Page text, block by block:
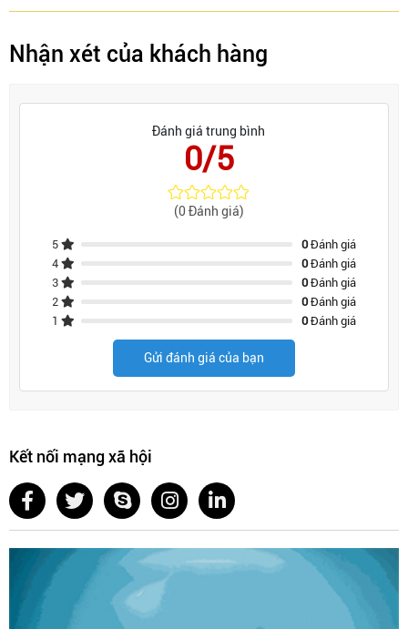
Nhận xét của khách hàng
Đánh giá trung bình
0/5
(0 Đánh giá)
5 0Đánh giá
4
0Đánh giá
3
0Đánh giá
2
0Đánh giá
1
0Đánh giá
Gửi đánh giá của bạn
Kết nối mạng xã hội